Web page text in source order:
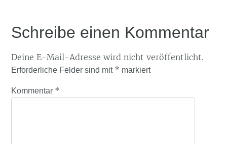
Schreibe einen Kommentar
Deine E-Mail-Adresse wird nicht veröffentlicht.
Erforderliche Felder sind mit * markiert
Kommentar *